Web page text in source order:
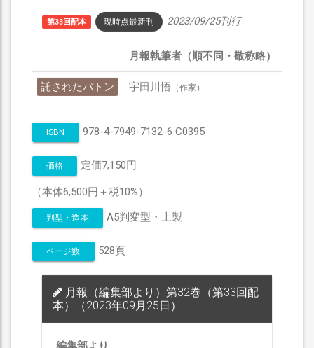
第33回配本 現時点最新刊 2023/09/25刊行
月報執筆者（順不同・敬称略）
託されたバトン 宇田川悟 （作家）
ISBN 978-4-7949-7132-6 C0395
価格 定価7,150円
（本体6,500円＋税10%）
判型・造本 A5判変型・上製
ページ数 528頁
月報（編集部より）第32巻（第33回配
本）（2023年09月25日）